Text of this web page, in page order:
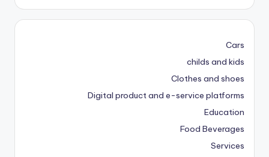
Cars
childs and kids
Clothes and shoes
Digital product and e-service platforms
Education
Food Beverages
Services